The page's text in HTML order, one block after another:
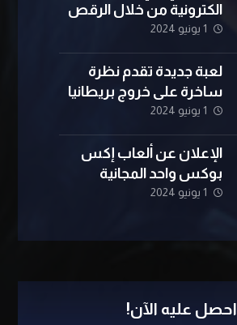
الكترونية من خلال الرقص
1 يونيو 2024
لعبة جديدة تقدم نظرة
ساخرة على خروج بريطانيا
1 يونيو 2024
الإعلان عن ألعاب إكس
بوكس ​​واحد المجانية
1 يونيو 2024
احصل عليه الآن!